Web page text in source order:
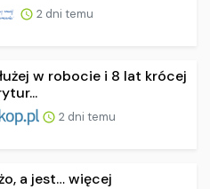
2 dni temu
w robocie i 8 lat krócej
2 dni temu
a jest… więcej